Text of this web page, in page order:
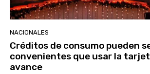
NACIONALES
Créditos de consumo pueden
convenientes que usar la
avance